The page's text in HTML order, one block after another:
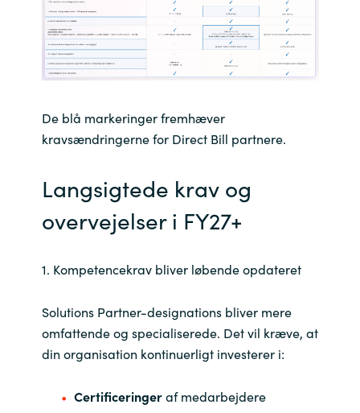
De blå markeringer fremhæver
kravsændringerne for Direct Bill partnere.
Langsigtede krav og
overvejelser i FY27+
1. Kompetencekrav bliver løbende opdateret
Solutions Partner-designations bliver mere
omfattende og specialiserede. Det vil kræve, at
din organisation kontinuerligt investerer i:
Certificeringeraf medarbejdere